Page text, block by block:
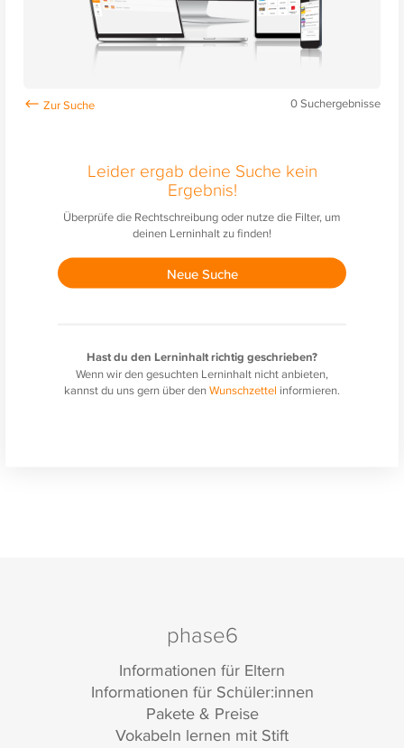
0Suchergebnisse
Leider ergab deine Suche kein
Ergebnis!
Überprüfe die Rechtschreibung oder nutze die Filter, um
deinen Lerninhalt zu finden!
Neue Suche
Hast du den Lerninhalt richtig geschrieben?
Wenn wir den gesuchten Lerninhalt nicht anbieten,
kannst du uns gern über denWunschzettel informieren.
phase6
Informationen für Eltern
Informationen für Schüler:innen
Pakete & Preise
Vokabeln lernen mit Stift